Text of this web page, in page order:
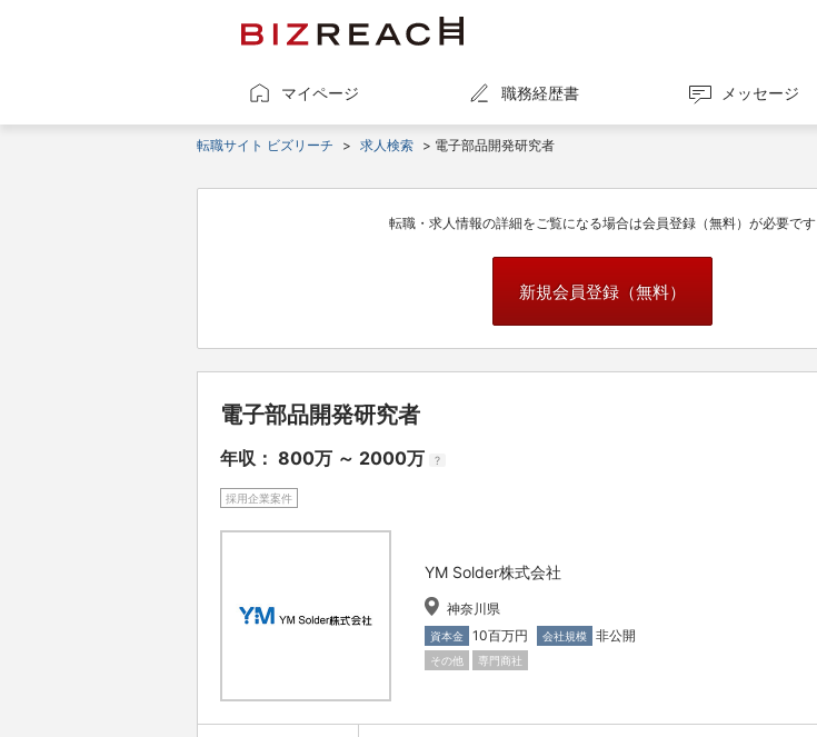
マイページ 職務経歴書 メッセージ
転職サイト ビズリーチ > 求人検索 > 電子部品開発研究者
転職・求人情報の詳細をご覧になる場合は会員登録（無料）が必要です
新規会員登録（無料）
電子部品開発研究者
年収： 800万 ～ 2000万 ?
採用企業案件
YM Solder株式会社
神奈川県
資本金 10百万円 会社規模 非公開
その他 専門商社